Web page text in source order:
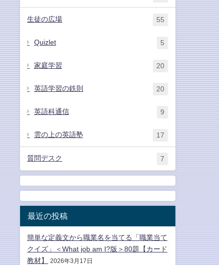
生徒の広場 55
Quizlet 5
家庭学習 20
英語学習の鉄則 20
英語科通信 9
雲の上の英語塾 17
質問デスク 7
最近の投稿
簡単な定義文から職業名を当てる「職業当て
クイズ」＜What job am I?版＞80題【カード
教材】
2026年3月17日